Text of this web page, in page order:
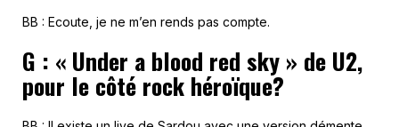
BB : Ecoute, je ne m’en rends pas compte.
G : « Under a blood red sky » de U2,
pour le côté rock héroïque?